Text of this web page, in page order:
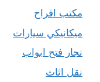
مكتب افراح
ميكانيكي سيارات
نجار فتح ابواب
نقل اثاث